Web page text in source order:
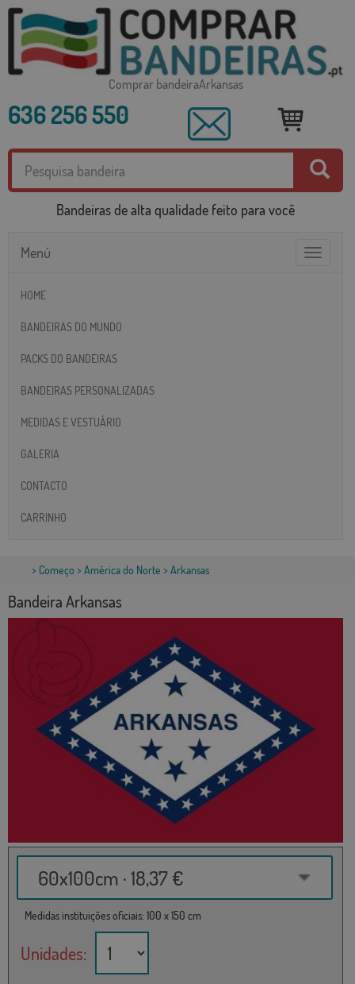
Comprar bandeiraArkansas
636 256 550
Bandeiras de alta qualidade feito para você
Toggle
Menú
HOME
BANDEIRAS DO MUNDO
PACKS DO BANDEIRAS
BANDEIRAS PERSONALIZADAS
MEDIDAS E VESTUÁRIO
GALERIA
CONTACTO
CARRINHO
> Começo > América do Norte > Arkansas
Bandeira Arkansas
60x100cm · 18,37 €
Medidas instituições oficiais: 100 x 150 cm
Unidades: